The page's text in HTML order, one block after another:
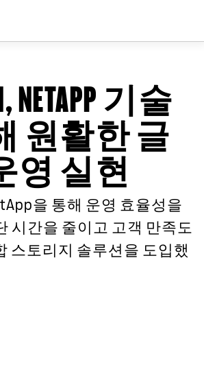
NETAPP 기술
원활한 글
영 실현
을 통해 운영 효율성을
시간을 줄이고 고객 만족도
스토리지 솔루션을 도입했